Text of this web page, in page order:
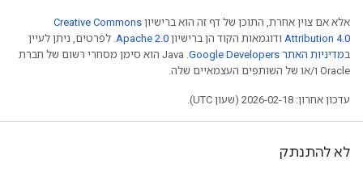
אלא אם צוין אחרת, התוכן של דף זה הוא ברישיון Creative Commons
Attribution 4.0 ודוגמאות הקוד הן ברישיון Apache 2.0. לפרטים, ניתן לעיין
במדיניות האתר Google Developers‏
.‏ Java הוא סימן מסחרי רשום של חברת
Oracle ו/או של השותפים העצמאיים שלה.
עדכון אחרון: 2026-02-18 (שעון UTC).
לא להתנתק